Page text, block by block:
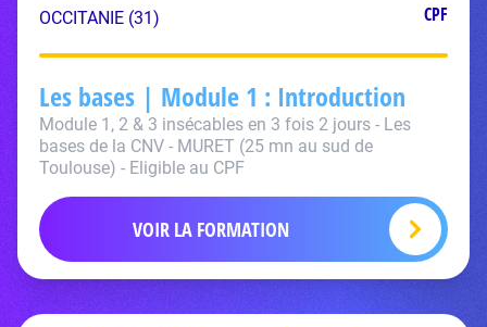
OCCITANIE (31) CPF
Les bases | Module 1 : Introduction
Module 1, 2 & 3 insécables en 3 fois 2 jours - Les
bases de la CNV - MURET (25 mn au sud de
Toulouse) - Eligible au CPF
VOIR LA FORMATION